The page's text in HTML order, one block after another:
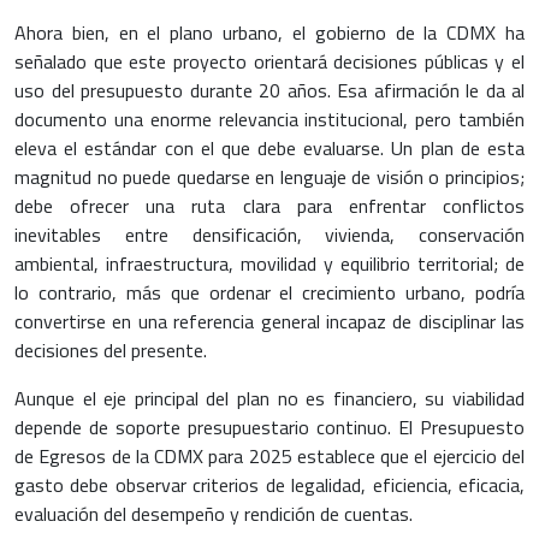
Ahora bien, en el plano urbano, el gobierno de la CDMX ha
señalado que este proyecto orientará decisiones públicas y el
uso del presupuesto durante 20 años. Esa afirmación le da al
documento una enorme relevancia institucional, pero también
eleva el estándar con el que debe evaluarse. Un plan de esta
magnitud no puede quedarse en lenguaje de visión o principios;
debe ofrecer una ruta clara para enfrentar conflictos
inevitables entre densificación, vivienda, conservación
ambiental, infraestructura, movilidad y equilibrio territorial; de
lo contrario, más que ordenar el crecimiento urbano, podría
convertirse en una referencia general incapaz de disciplinar las
decisiones del presente.
Aunque el eje principal del plan no es financiero, su viabilidad
depende de soporte presupuestario continuo. El Presupuesto
de Egresos de la CDMX para 2025 establece que el ejercicio del
gasto debe observar criterios de legalidad, eficiencia, eficacia,
evaluación del desempeño y rendición de cuentas.